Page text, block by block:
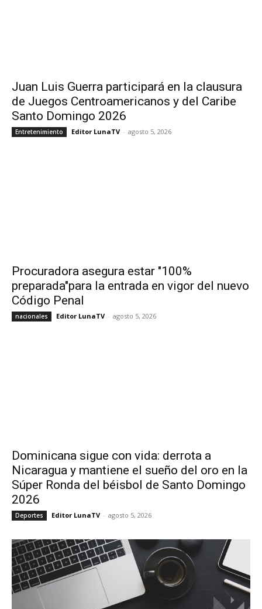
Juan Luis Guerra participará en la clausura
de Juegos Centroamericanos y del Caribe
Santo Domingo 2026
Entretenimiento Editor LunaTV - agosto 5, 2026
Procuradora asegura estar "100%
preparada"para la entrada en vigor del nuevo
Código Penal
nacionales Editor LunaTV - agosto 5, 2026
Dominicana sigue con vida: derrota a
Nicaragua y mantiene el sueño del oro en la
Súper Ronda del béisbol de Santo Domingo
2026
Deportes Editor LunaTV - agosto 5, 2026